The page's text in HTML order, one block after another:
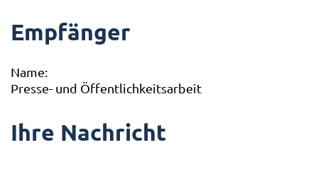
Empfänger
Name:
Presse- und Öffentlichkeitsarbeit
Ihre Nachricht